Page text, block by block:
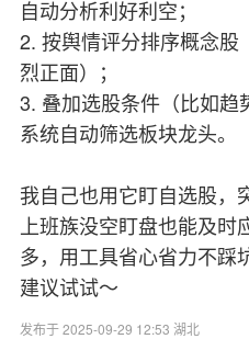
自动分析利好利空；
2. 按舆情评分排序概念股
烈正面）；
3. 叠加选股条件（比如趋
系统自动筛选板块龙头。
我自己也用它盯自选股，
上班族没空盯盘也能及
多，用工具省心省力不踩
建议试试～
发布于 2025-09-29 12:53 湖北